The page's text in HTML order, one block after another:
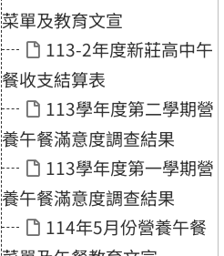
養
午
餐」
養
午
餐」
菜單及教育文宣
113-2年度新莊高中午
餐收支結算表
113學年度第二學期營
養午餐滿意度調查結果
113學年度第一學期營
養午餐滿意度調查結果
114年5月份營養午餐